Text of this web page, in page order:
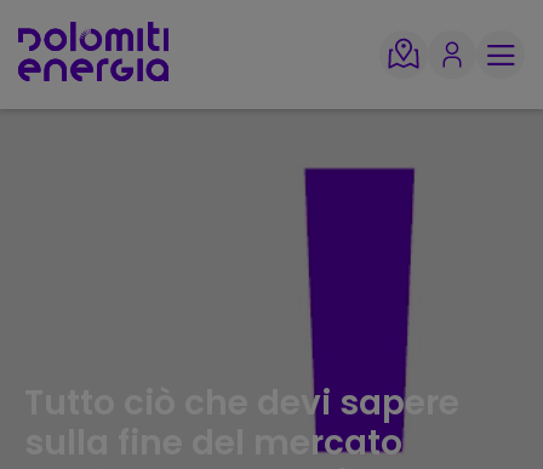
Tutto ciò che devi sapere
sulla fine del mercato